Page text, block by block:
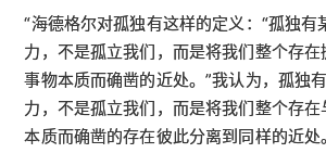
“海德格尔对孤独有这样的定义：“孤独有
力，不是孤立我们，而是将我们整个存
事物本质而确凿的近处。”我认为，孤独
力，不是孤立我们，而是将我们整个存在
本质而确凿的存在彼此分离到同样的近处